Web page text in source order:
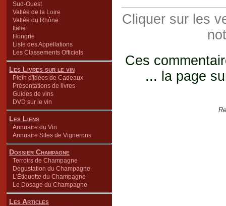
Sud-Ouest
Vallée de la Loire
Vallée du Rhône
Italie
Hongrie
Liste des Appellations
Les Classements Officiels
Les Livres sur le vin
Plein d'Idées de Cadeaux
Présentations de livres
Guides de vins
DVD sur le vin
Les Liens
Annuaire du Vin
Annuaire Sites de Vignerons
Dossier Champagne
Terroirs de Champagne
Dégustation du Champagne
L'Étiquette du Champagne
Le Dosage du Champagne
Les Articles
Cliquer sur les
Ces
... la page